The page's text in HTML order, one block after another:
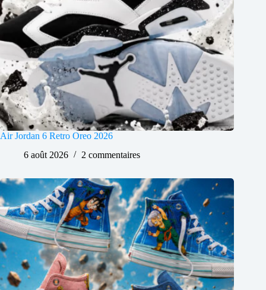
Air Jordan 6 Retro Oreo 2026
6 août 2026
2 commentaires